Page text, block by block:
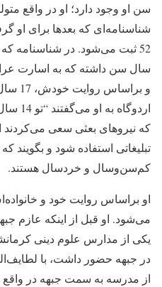
شناسنامه‌ای که بعدها برای او
سال سن داشته که به اسارت
و
که نیروهای بعثی سعی می‌کردند
تبلیغاتی استفاده شود و بگویند
کم‌سن‌وسال و خردسال هستند.
می‌شود. او قبل از اینکه عازم
یکی از مدارس علوم دینی
در جبهه حضور داشت، با
از مدرسه به‌ سمت جبهه در